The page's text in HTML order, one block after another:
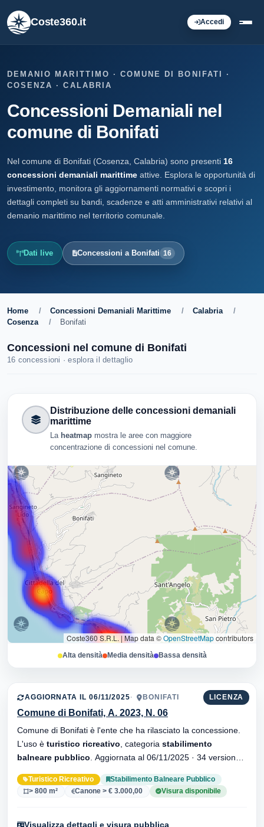
Coste360.it Accedi
DEMANIO MARITTIMO · COMUNE DI BONIFATI ·
COSENZA · CALABRIA
Concessioni Demaniali nel
comune di Bonifati
Nel comune di Bonifati (Cosenza, Calabria) sono presenti 16
concessioni demaniali marittime attive. Esplora le opportunità di
investimento, monitora gli aggiornamenti normativi e scopri i
dettagli completi su bandi, scadenze e atti amministrativi relativi al
demanio marittimo nel territorio comunale.
Dati live Concessioni a Bonifati 16
Home / Concessioni Demaniali Marittime / Calabria
/
Cosenza
/ Bonifati
Concessioni nel comune di Bonifati
16 concessioni · esplora il dettaglio
Distribuzione delle concessioni demaniali
marittime
La heatmap mostra le aree con maggiore
concentrazione di concessioni nel comune.
Coste360 S.R.L. | Map data ©OpenStreetMapcontributors
Alta densità Media densità Bassa densità
LICENZA
AGGIORNATA IL 06/11/2025 BONIFATI
Comune di Bonifati, A. 2023, N. 06
Comune di Bonifati è l'ente che ha rilasciato la concessione.
L'uso è turistico ricreativo , categoria stabilimento
balneare pubblico
Turistico Ricreativo
Stabilimento Balneare Pubblico
> 800 m²
Canone > € 3.000,00 Visura disponibile
Visualizza dettagli e visura pubblica